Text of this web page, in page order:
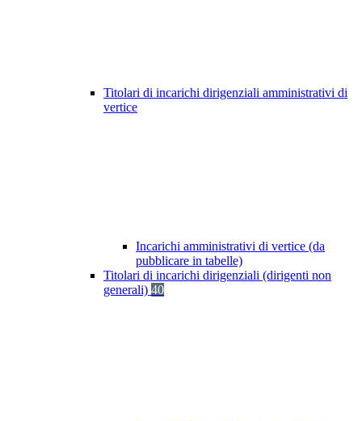
Titolari di incarichi dirigenziali amministrativi di
vertice
Incarichi amministrativi di vertice (da
pubblicare in tabelle)
Titolari di incarichi dirigenziali (dirigenti non
generali) 40